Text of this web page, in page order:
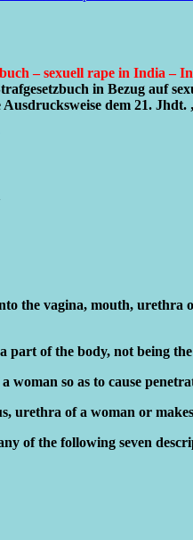
– sexuell rape in India –
in Bezug auf
dem 21. Jhdt.
the vagina, mouth,
part of the body, not being
woman so as to cause
urethra of a woman or
of the following seven